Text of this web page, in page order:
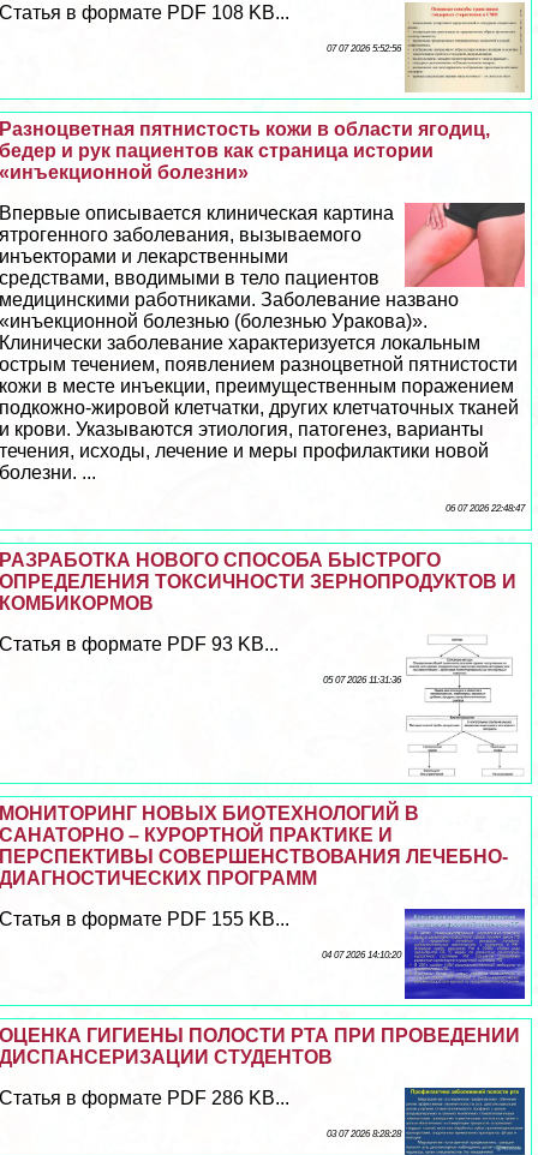
Статья в формате PDF 108 KB...
07 07 2026 5:52:56
Разноцветная пятнистость кожи в области ягoдиц,
бедер и рук пациентов как страница истории
«инъекционной болезни»
Впервые описывается клиническая картина
ятрогенного заболевания, вызываемого
инъекторами и лекарственными
средствами, вводимыми в тело пациентов
медицинскими работниками. Заболевание названо
«инъекционной болезнью (болезнью Уpaкова)».
Клинически заболевание хаpaктеризуется локальным
острым течением, появлением разноцветной пятнистости
кожи в месте инъекции, преимущественным поражением
подкожно-жировой клетчатки, других клетчаточных тканей
и крови. Указываются этиология, патогенез, варианты
течения, исходы, лечение и меры профилактики новой
болезни. ...
06 07 2026 22:48:47
РАЗРАБОТКА НОВОГО СПОСОБА БЫСТРОГО
ОПРЕДЕЛЕНИЯ ТОКСИЧНОСТИ ЗЕРНОПРОДУКТОВ И
КОМБИКОРМОВ
Статья в формате PDF 93 KB...
05 07 2026 11:31:36
МОНИТОРИНГ НОВЫХ БИОТЕХНОЛОГИЙ В
САНАТОРНО – КУРОРТНОЙ ПРАКТИКЕ И
ПЕРСПЕКТИВЫ СОВЕРШЕНСТВОВАНИЯ ЛЕЧЕБНО-
ДИАГНОСТИЧЕСКИХ ПРОГРАММ
Статья в формате PDF 155 KB...
04 07 2026 14:10:20
ОЦЕНКА ГИГИЕНЫ ПОЛОСТИ РТА ПРИ ПРОВЕДЕНИИ
ДИСПАНСЕРИЗАЦИИ СТУДЕНТОВ
Статья в формате PDF 286 KB...
03 07 2026 8:28:28